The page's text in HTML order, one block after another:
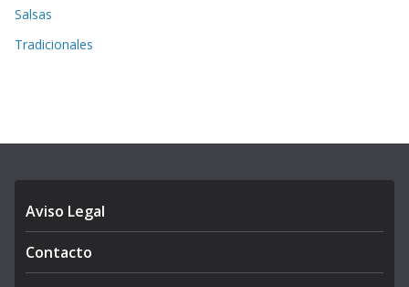
Salsas
Tradicionales
Aviso Legal
Contacto